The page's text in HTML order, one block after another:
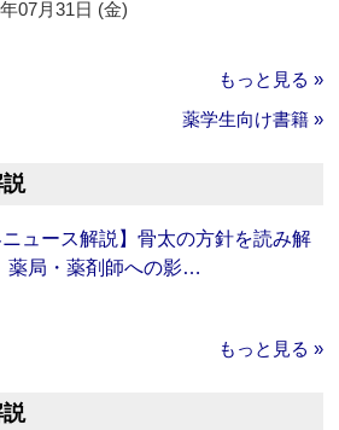
07月31日 (金)
もっと見る »
薬学生向け書籍 »
ニュース解説】骨太の方針を読み解
薬局・薬剤師への影…
もっと見る »